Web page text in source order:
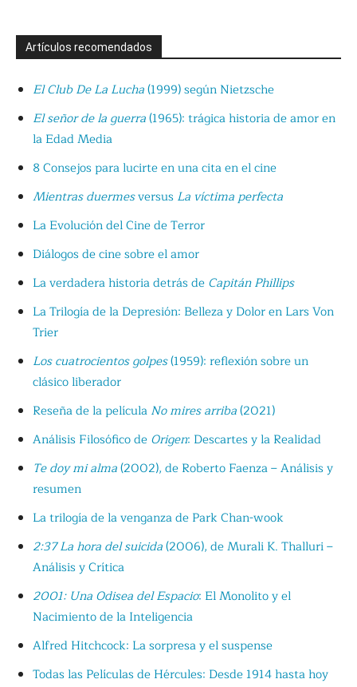
Artículos recomendados
El Club De La Lucha(1999) según Nietzsche
El señor de la guerra(1965): trágica historia de amor en
la Edad Media
8 Consejos para lucirte en una cita en el cine
Mientras duermesversus La víctima perfecta
La Evolución del Cine de Terror
Diálogos de cine sobre el amor
La verdadera historia detrás de Capitán Phillips
La Trilogía de la Depresión: Belleza y Dolor en Lars Von
Trier
Los cuatrocientos golpes(1959): reflexión sobre un
clásico liberador
Reseña de la película No mires arriba(2021)
Análisis Filosófico de Origen: Descartes y la Realidad
Te doy mi alma(2002), de Roberto Faenza – Análisis y
resumen
La trilogía de la venganza de Park Chan-wook
2:37 La hora del suicida(2006), de Murali K. Thalluri –
Análisis y Crítica
2001: Una Odisea del Espacio: El Monolito y el
Nacimiento de la Inteligencia
Alfred Hitchcock: La sorpresa y el suspense
Todas las Películas de Hércules: Desde 1914 hasta hoy